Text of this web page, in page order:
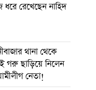
রেখেছেন নাহিদ
থানা থেকে
গরু ছাড়িয়ে নিলেন
নেতা!